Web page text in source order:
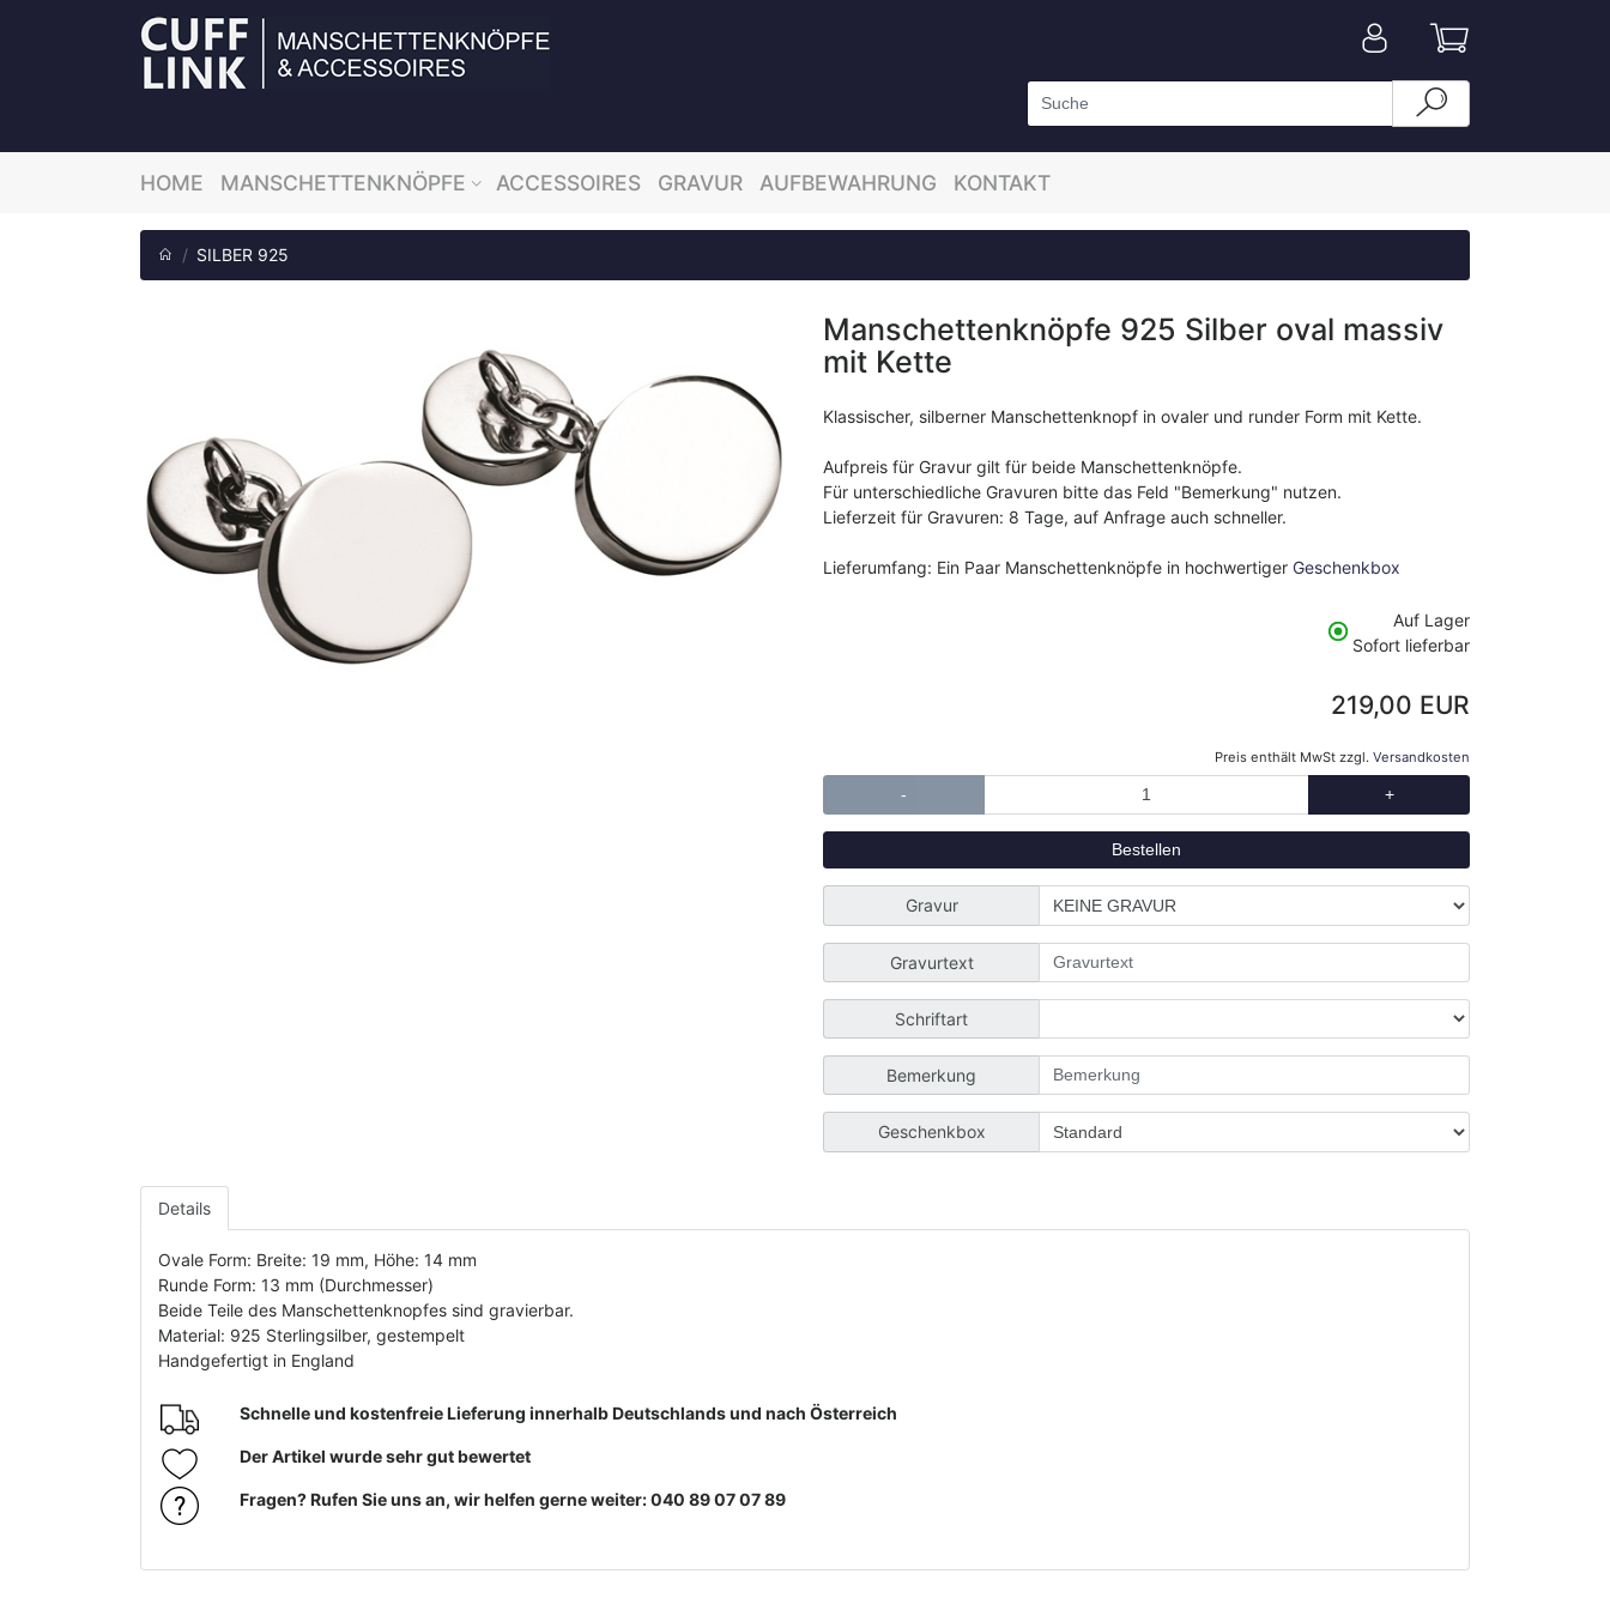
HOME MANSCHETTENKNÖPFE ACCESSOIRES GRAVUR AUFBEWAHRUNG KONTAKT
SILBER 925
Manschettenknöpfe 925 Silber oval massiv
mit Kette
Klassischer, silberner Manschettenknopf in ovaler und runder Form mit Kette.
Aufpreis für Gravur gilt für beide Manschettenknöpfe.
Für unterschiedliche Gravuren bitte das Feld "Bemerkung" nutzen.
Lieferzeit für Gravuren: 8 Tage, auf Anfrage auch schneller.
Lieferumfang: Ein Paar Manschettenknöpfe in hochwertiger Geschenkbox
Auf Lager
Sofort lieferbar
219,00 EUR
Preis enthält MwSt zzgl. Versandkosten
- +
Gravur
Gravurtext
Schriftart
Bemerkung
Geschenkbox
Details
Ovale Form: Breite: 19 mm, Höhe: 14 mm
Runde Form: 13 mm (Durchmesser)
Beide Teile des Manschettenknopfes sind gravierbar.
Material: 925 Sterlingsilber, gestempelt
Handgefertigt in England
Schnelle und kostenfreie Lieferung innerhalb Deutschlands und nach Österreich
Der Artikel wurde sehr gut bewertet
Fragen? Rufen Sie uns an, wir helfen gerne weiter: 040 89 07 07 89